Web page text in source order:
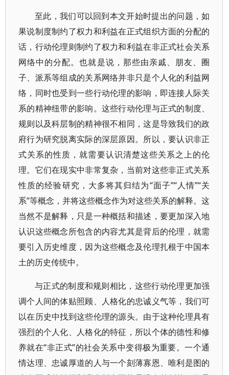
至此，我们可以回到本文开始时提出的问题，如
果说制度制约了权力和利益在正式组织方面的分配的
话，行动伦理则制约了权力和利益在非正式社会关系
网络中的分配。也就是说，那些由亲戚、朋友、圈
子、派系等组成的关系网络并非只是个人化的利益网
络，同时也受到一些行动伦理的影响，即连接人际关
系的精神纽带的影响。这些行动伦理与正式的制度、
规则以及科层制的精神很不相同，这是导致我们的政
府行为研究脱离实际的深层原因。所以，要认识非正
式关系的性质，就需要认识清楚这些关系之上的伦
理。它们在现实中非常复杂，当前对这些非正式关系
性质的经验研究，大多将其归结为“面子”“人情”“关
系”等概念，并将这些概念作为对这些关系的解释。这
当然不是解释，只是一种概括和描述，要更加深入地
认识这些概念所包含的内容尤其是背后的伦理，就需
要引入历史维度，因为这些概念及伦理扎根于中国本
土的历史传统中。
与正式的制度和规则相比，这些行动伦理更加强
调个人间的体贴照顾、人格化的忠诚义气等，我们可
以在历史中找到这些伦理的源头。由于这种伦理具有
强烈的个人化、人格化的特征，所以个体的德性和修
养就在“非正式”的社会关系中变得极为重要。一个通
情达理、忠诚厚道的人与一个刻薄寡恩、唯利是图的